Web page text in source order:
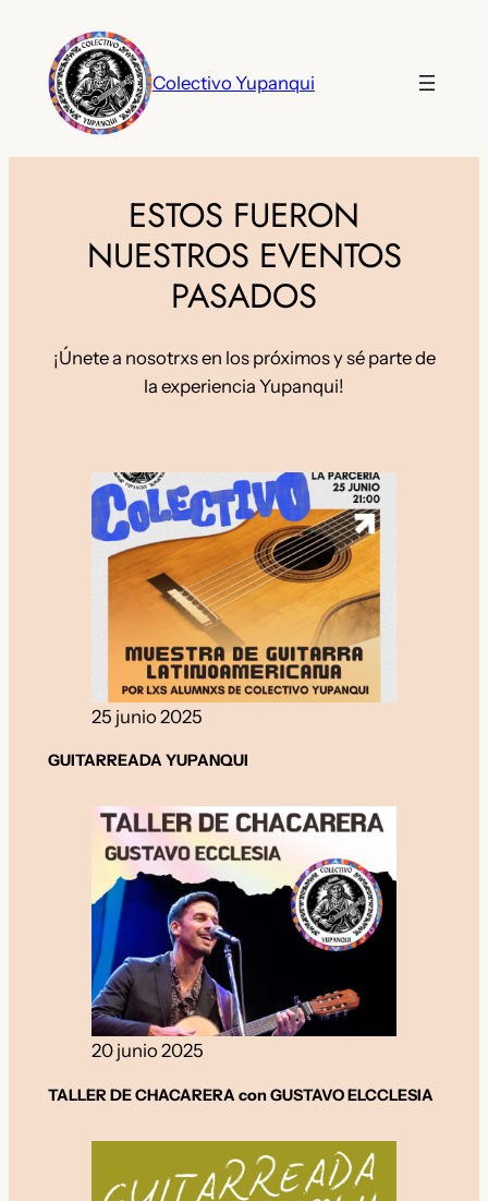
contenido
Colectivo Yupanqui
ESTOS FUERON
NUESTROS EVENTOS
PASADOS
¡Únete a nosotrxs en los próximos y sé parte de
la experiencia Yupanqui!
25 junio 2025
GUITARREADA YUPANQUI
20 junio 2025
TALLER DE CHACARERA con GUSTAVO ELCCLESIA